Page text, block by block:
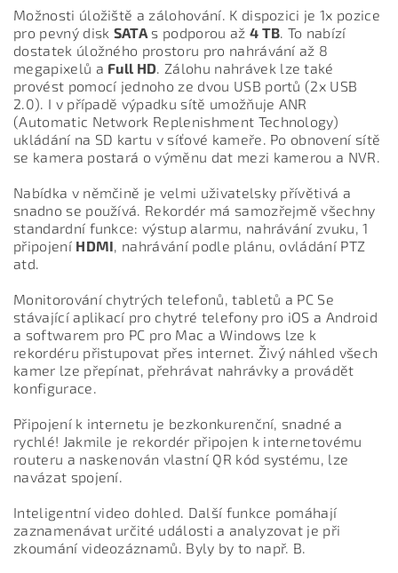
Možnosti úložiště a zálohování. K dispozici je 1x pozice
pro pevný disk SATA s podporou až 4 TB . To nabízí
dostatek úložného prostoru pro nahrávání až 8
megapixelů a Full HD . Zálohu nahrávek lze také
provést pomocí jednoho ze dvou USB portů (2x USB
2.0). I v případě výpadku sítě umožňuje ANR
(Automatic Network Replenishment Technology)
ukládání na SD kartu v síťové kameře. Po obnovení sítě
se kamera postará o výměnu dat mezi kamerou a NVR.
Nabídka v němčině je velmi uživatelsky přívětivá a
snadno se používá. Rekordér má samozřejmě všechny
standardní funkce: výstup alarmu, nahrávání zvuku, 1
připojení HDMI , nahrávání podle plánu, ovládání PTZ
atd.
Monitorování chytrých telefonů, tabletů a PC Se
stávající aplikací pro chytré telefony pro iOS a Android
a softwarem pro PC pro Mac a Windows lze k
rekordéru přistupovat přes internet. Živý náhled všech
kamer lze přepínat, přehrávat nahrávky a provádět
konfigurace.
Připojení k internetu je bezkonkurenční, snadné a
rychlé! Jakmile je rekordér připojen k internetovému
routeru a naskenován vlastní QR kód systému, lze
navázat spojení.
Inteligentní video dohled. Další funkce pomáhají
zaznamenávat určité události a analyzovat je při
zkoumání videozáznamů. Byly by to např. B.